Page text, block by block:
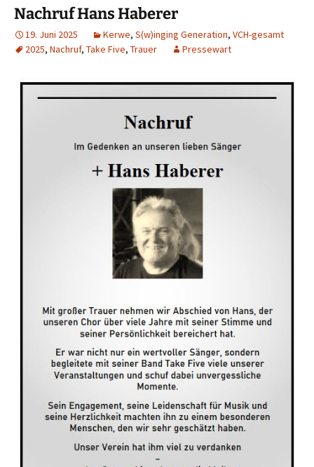
Nachruf Hans Haberer
19. Juni 2025 Kerwe, S(w)inging Generation, VCH-gesamt
2025, Nachruf, Take Five, Trauer Pressewart